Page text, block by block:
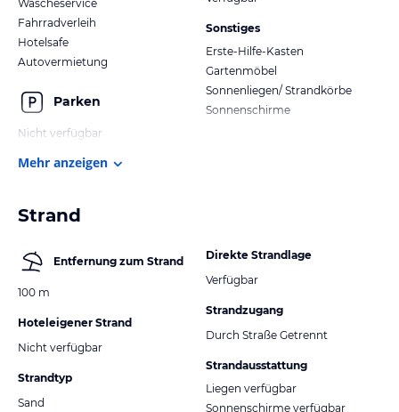
Wäscheservice
Fahrradverleih
Hotelsafe
Autovermietung
Parken
Nicht verfügbar
Sonstiges
Erste-Hilfe-Kasten
Gartenmöbel
Sonnenliegen/ Strandkörbe
Sonnenschirme
Mehr anzeigen
Strand
Entfernung zum Strand
100 m
Hoteleigener Strand
Nicht verfügbar
Strandtyp
Sand
Direkte Strandlage
Verfügbar
Strandzugang
Durch Straße Getrennt
Strandausstattung
Liegen verfügbar
Sonnenschirme verfügbar